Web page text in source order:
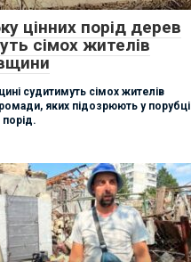
цінних порід дерев
сімох жителів
судитимуть сімох жителів
яких підозрюють у порубці